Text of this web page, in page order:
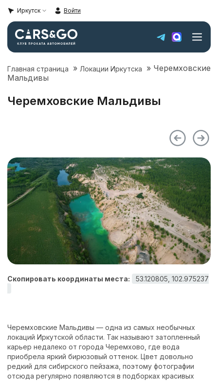
Иркутск Войти
Автопарк
Super sale
Условия аренды
О компании
Контакты
Главная страница » Локации Иркутска » Черемховские
Мальдивы
Черемховские Мальдивы
Скопировать координаты места: 53.120805, 102.975237
Черемховские Мальдивы — одна из самых необычных
локаций Иркутской области. Так называют затопленный
карьер недалеко от города Черемхово, где вода
приобрела яркий бирюзовый оттенок. Цвет довольно
редкий для сибирского пейзажа, поэтому фотографии
отсюда регулярно появляются в подборках красивых